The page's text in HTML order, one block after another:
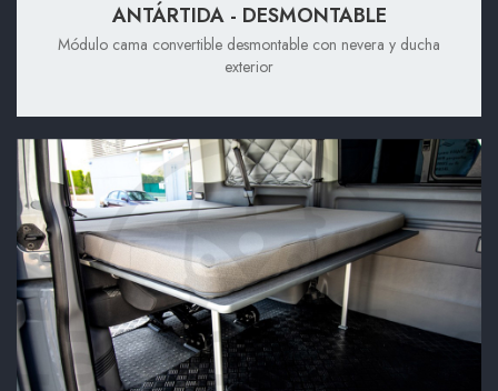
ANTÁRTIDA - DESMONTABLE
Módulo cama convertible desmontable con nevera y ducha
exterior